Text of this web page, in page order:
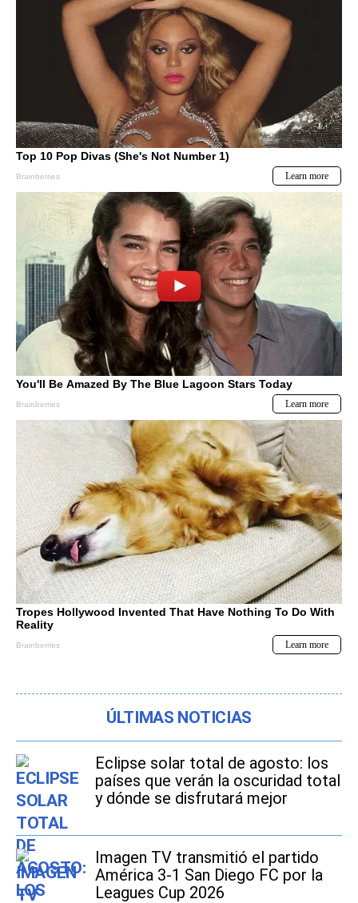
ÚLTIMAS NOTICIAS
Eclipse solar total de agosto: los
países que verán la oscuridad total
y dónde se disfrutará mejor
Imagen TV transmitió el partido
América 3-1 San Diego FC por la
Leagues Cup 2026